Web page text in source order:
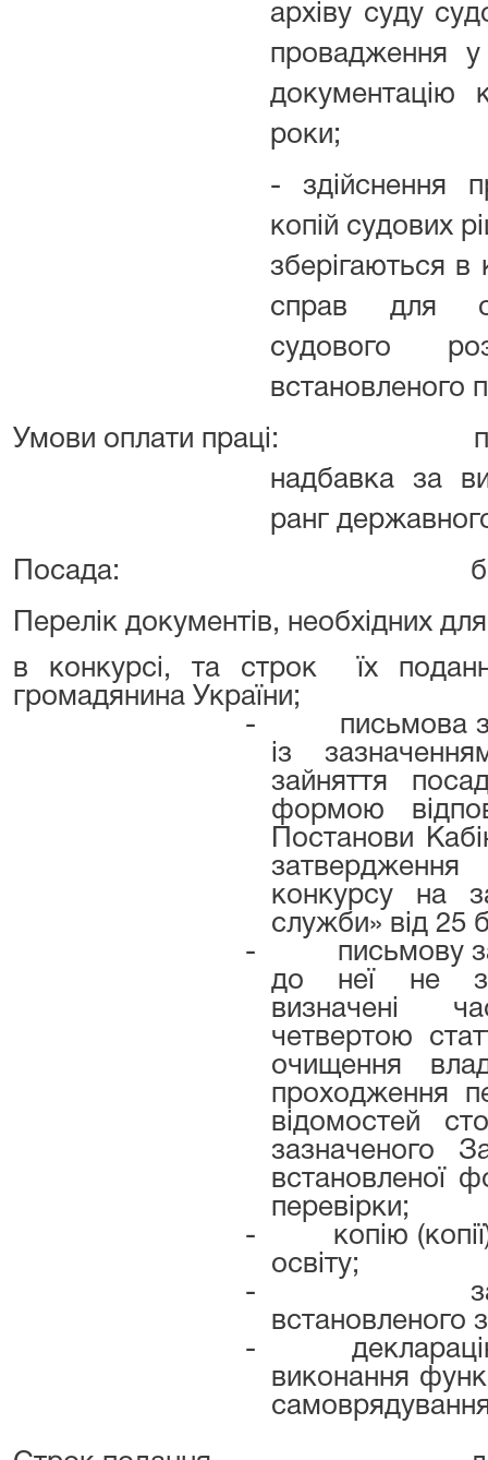
архіву суду
провадження
документацію
роки;
- здійснення
копій судових
зберігаються в
справ для
судового
встановленого
Умови оплати праці:
надбавка за
ранг
Посада:
Перелік документів, необхідних
в конкурсі, та строк
їх
громадянина України;
-
письмова
із
зайняття
формою
Постанови
конкурсу на
служби» від 25
-
письмову
до неї не
визначені
четвертою
очищення
проходження
відомостей
зазначеного
встановленої
перевірки;
-
копію
освіту;
-
встановленого
-
виконання